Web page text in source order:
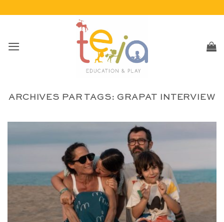
ARCHIVES PAR TAGS: GRAPAT INTERVIEW